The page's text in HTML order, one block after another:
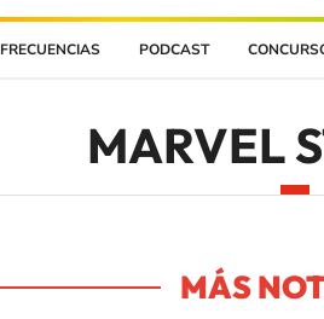
FRECUENCIAS PODCAST
MARVEL
MÁS